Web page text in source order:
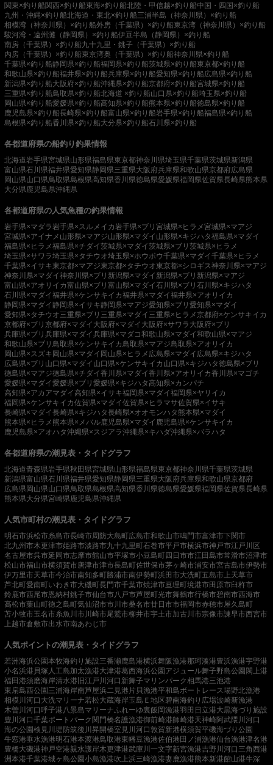
関東×釣り船関西×釣り船東海×釣り船北陸・甲信越×釣り船中国・四国×釣り船
九州・沖縄×釣り船北海道・東北×釣り船三浦半島（神奈川県）×釣り船
相模湾（神奈川県）×釣り船外房（千葉県）×釣り船東京湾（神奈川県）×釣り船
駿河湾・遠州灘（静岡県）×釣り船伊豆半島（静岡県）×釣り船
南房（千葉県）×釣り船九十九里・銚子（千葉県）×釣り船
内房（千葉県）×釣り船東京湾奥（千葉県）×釣り船神奈川県×釣り船
千葉県×釣り船静岡県×釣り船福岡県×釣り船茨城県×釣り船東京都×釣り船
和歌山県×釣り船福井県×釣り船兵庫県×釣り船愛知県×釣り船広島県×釣り船
新潟県×釣り船大阪府×釣り船沖縄県×釣り船京都府×釣り船宮城県×釣り船
三重県×釣り船鳥取県×釣り船北海道 ×釣り船山口県×釣り船埼玉県×釣り船
岡山県×釣り船愛媛県×釣り船高知県×釣り船熊本県×釣り船徳島県×釣り船
鹿児島県×釣り船長崎県×釣り船富山県×釣り船岩手県×釣り船福島県×釣り船
島根県×釣り船香川県×釣り船大分県×釣り船石川県×釣り船
各都道府県の船釣り釣果情報
北海道岩手県宮城県山形県福島県東京都神奈川県埼玉県千葉県茨城県新潟県
富山県石川県福井県愛知県静岡県三重県大阪府兵庫県和歌山県京都府広島県
岡山県山口県鳥取県島根県高知県香川県徳島県愛媛県福岡県佐賀県長崎県熊本県
大分県鹿児島県沖縄県
各都道府県の人気魚種の釣果情報
岩手県×マダラ岩手県×スルメイカ岩手県×ブリ 宮城県×ヒラメ宮城県×マアジ
宮城県×アイナメ 山形県×マアジ山形県×マダイ 山形県×キジハタ福島県×マダイ
福島県×ヒラメ福島県×チダイ茨城県×マダイ茨城県×ブリ 茨城県×ヒラメ
埼玉県×サワラ埼玉県×タチウオ埼玉県×ホウボウ千葉県×マダイ千葉県×ヒラメ
千葉県×イサキ東京都×マアジ東京都×タチウオ東京都×シロギス神奈川県×マアジ
神奈川県×マダイ神奈川県×ブリ 新潟県×マダイ 新潟県×ブリ 新潟県×マアジ
富山県×アオリイカ富山県×ブリ 富山県×マダイ石川県×ブリ 石川県×キジハタ
石川県×マダイ福井県×ケンサキイカ福井県×マダイ福井県×アオリイカ
静岡県×マダイ静岡県×イサキ静岡県×マアジ愛知県×ブリ 愛知県×マダイ
愛知県×タチウオ三重県×ブリ 三重県×マダイ 三重県×ヒラメ京都府×ケンサキイカ
京都府×ブリ 京都府×マダイ 大阪府×マダイ 大阪府×サワラ 大阪府×ブリ
兵庫県×ブリ 兵庫県×マダイ兵庫県×マダコ和歌山県×マダイ和歌山県×マアジ
和歌山県×ブリ 鳥取県×ケンサキイカ鳥取県×マアジ鳥取県×アオリイカ
岡山県×スズキ岡山県×マダイ 岡山県×ヒラメ 広島県×マダイ 広島県×キジハタ
広島県×ブリ 山口県×マダイ 山口県×ケンサキイカ 山口県×キジハタ徳島県×ブリ
徳島県×マアジ徳島県×チダイ香川県×マダイ香川県×アオリイカ香川県×マゴチ
愛媛県×マダイ愛媛県×ブリ 愛媛県×キジハタ高知県×カンパチ
高知県×アカアマダイ高知県×イサキ福岡県×マダイ福岡県×ヤリイカ
福岡県×ケンサキイカ佐賀県×マダイ佐賀県×ヒラマサ佐賀県×イサキ
長崎県×マダイ長崎県×キジハタ長崎県×オオモンハタ 熊本県×マダイ
熊本県×ヒラメ 熊本県×メバル鹿児島県×マダイ 鹿児島県×ケンサキイカ
鹿児島県×アオハタ沖縄県×スジアラ沖縄県×キハダ沖縄県×バラハタ
各都道府県の潮見表・タイドグラフ
北海道青森県岩手県秋田県宮城県山形県福島県東京都神奈川県千葉県茨城県
新潟県富山県石川県福井県愛知県静岡県三重県大阪府兵庫県和歌山県京都府
広島県岡山県山口県鳥取県島根県高知県香川県徳島県愛媛県福岡県佐賀県長崎県
熊本県大分県宮崎県鹿児島県沖縄県
人気市町村の潮見表・タイドグラフ
明石市浜松市糸島市長崎市周防大島町広島市和歌山市鳴門市富津市下関市
北九州市木更津市姫路市淡路市九十九里町石巻市平戸市横浜市神戸市江戸川区
名古屋市呉市延岡市志摩市館山市平塚市小豆島町四日市市江田島市常滑市沼津市
松山市福山市横須賀市唐津市津市長島町佐世保市茅ヶ崎市浦安市宮古島市伊勢市
伊万里市天草市今治市南知多町勝浦市南伊勢町浜田市大洗町五島市 上天草市
芦北町愛南町いわき市大磯町長門市千葉市焼津市亘理町境港市田原市臼杵市
鈴鹿市西尾市恩納村銚子市仙台市八戸市芦屋町光市舞鶴市行橋市碧南市西海市
高松市葉山町徳之島町気仙沼市市川市桑名市廿日市市福岡市赤穂市屋久島町
苫小牧市玉名市糸魚川市川崎市尾鷲市柳井市宇土市加古川市宗像市諫早市西宮市
上越市倉敷市出水市南あわじ市
人気ポイントの潮見表・タイドグラフ
若洲海浜公園本牧海釣り施設三番瀬鹿島港横浜舞阪漁港那珂湊港豊浜漁港宇野港
小名浜港 貝塚人工島加太漁港大津港葛西海浜公園アジュール舞子野島公園閖上港
福田港須磨海岸清水港 旧江戸川河口 新舞子マリンパーク相馬港三池港
東扇島西公園三浦海岸南芦屋浜二見港 片貝漁港平和島ボートレース場野北漁港
相模川河口 大洗マリーナ若松大蔵海岸玉島Ｅ地区碧南海釣り広場波崎新漁港
木曽川河口呼子港八景島マリーナふれーゆ裏飯岡漁港羽田 日立港大黒海づり施設
豊川河口千葉ポートパーク関門橋名護漁港御前崎港師崎港天神崎阿武隈川河口
海の公園検見川堤防筑後川昇開橋室見川河口敦賀新港横須賀平磯海づり公園
牛窓港垂水漁港明石港本渡港鳥取港東幡豆漁港佐伯港田ノ浦漁港仙台漁港津名港
豊橋大磯港神戸空港親水護岸木更津港武庫川一文字新宮漁港吉野川河口 三角西港
洲本港千葉港城ヶ島公園小島漁港吹上浜三崎漁港妻鹿漁港熊本新港館山港牛深